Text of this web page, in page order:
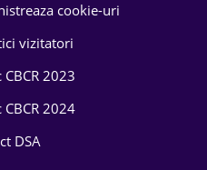
cookie-uri
vizitatori
CBCR 2023
CBCR 2024
DSA